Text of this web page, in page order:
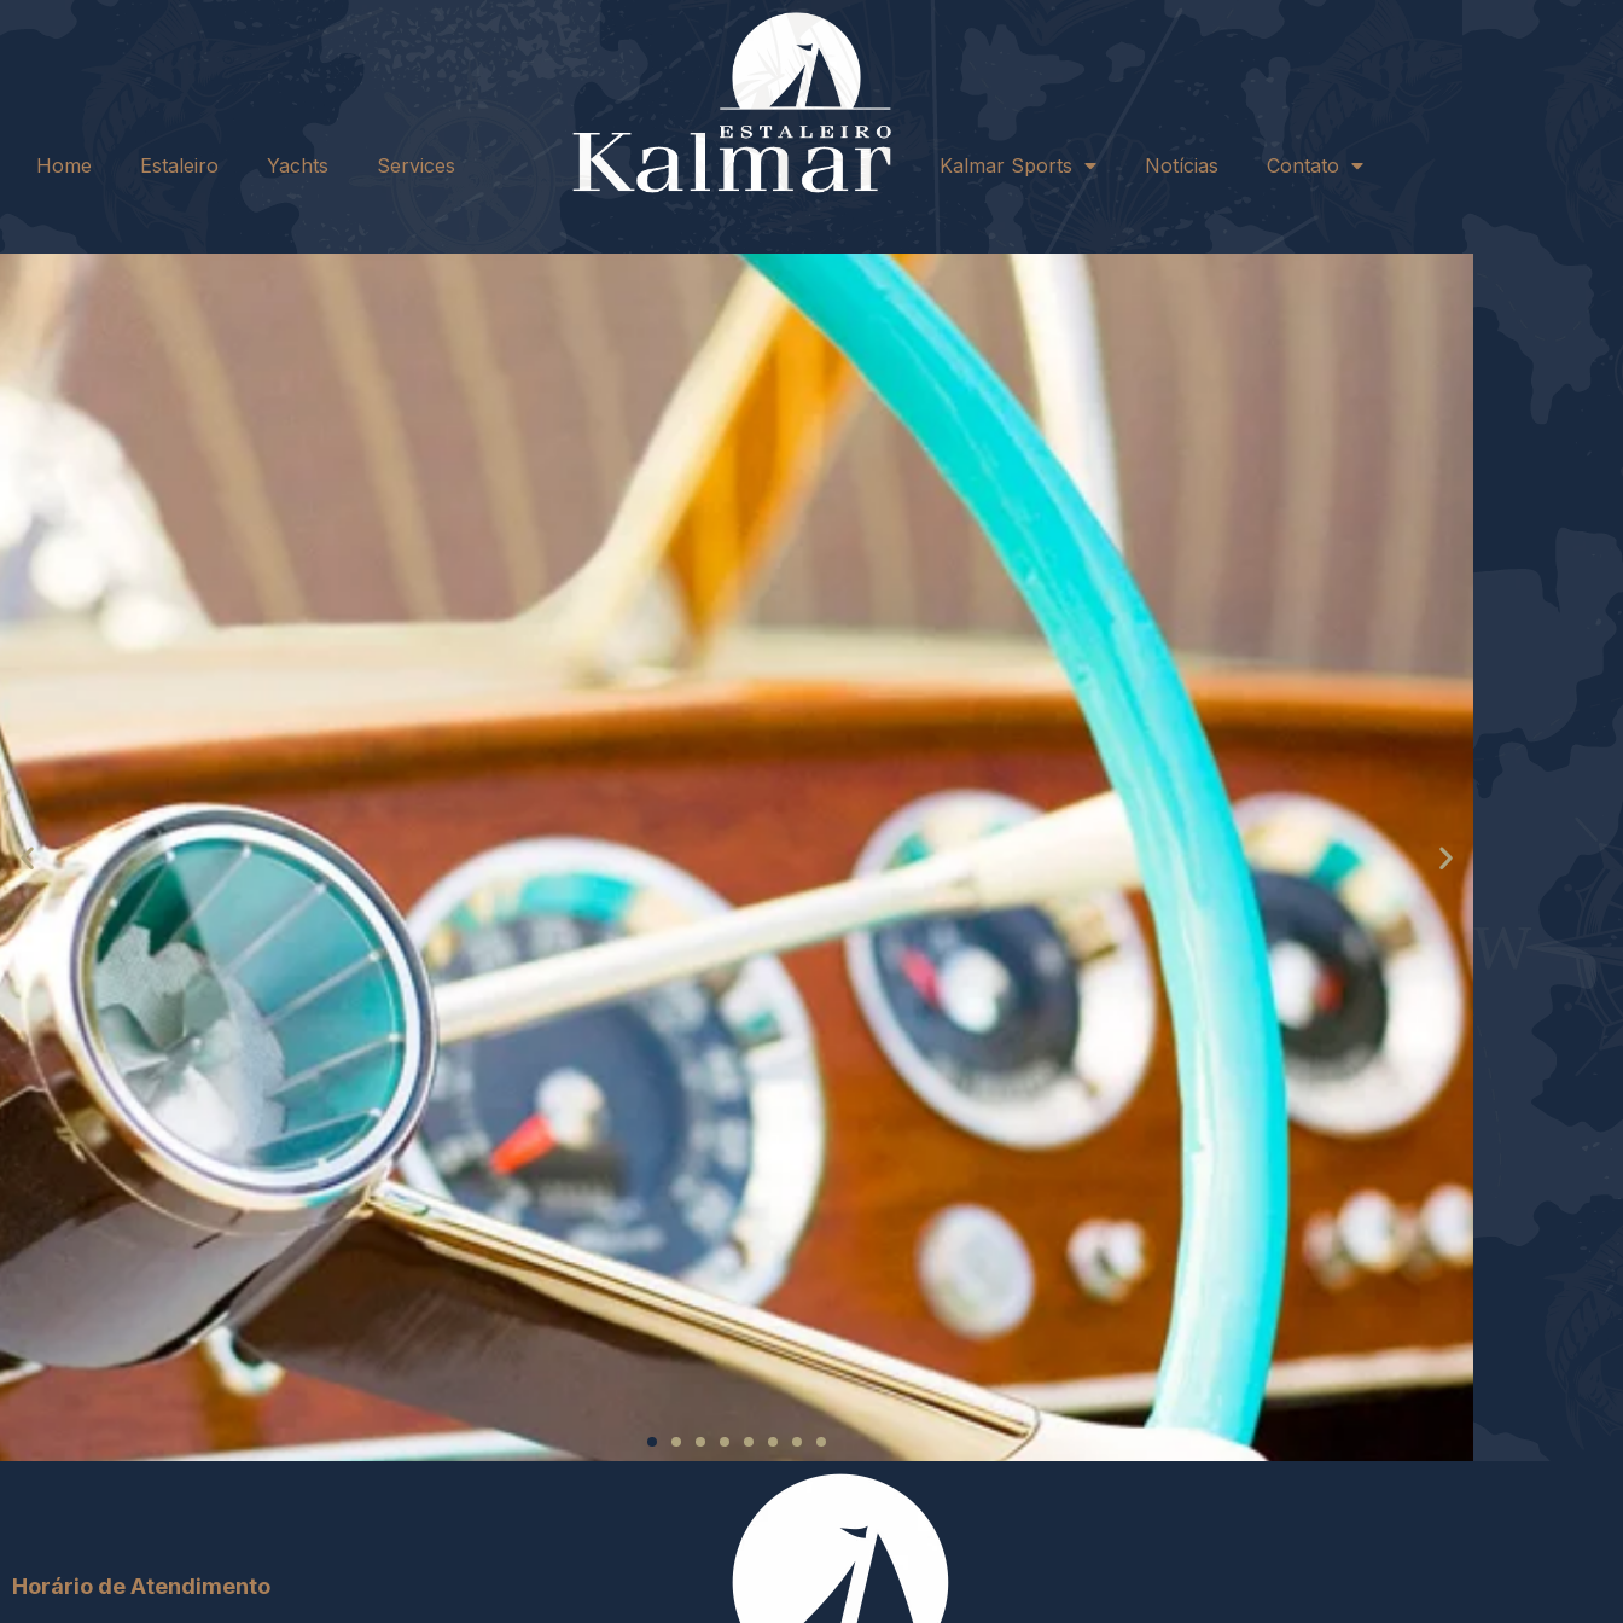
Home Estaleiro Yachts Services Kalmar Sports Notícias Contato
Horário de Atendimento